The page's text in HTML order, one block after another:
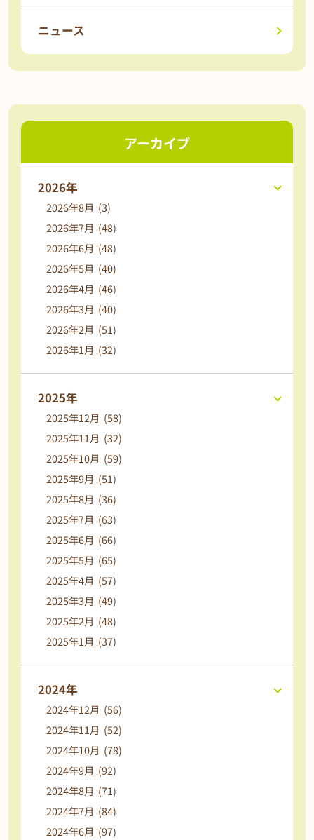
ニュース
アーカイブ
2026年
2026年8月 (3)
2026年7月 (48)
2026年6月 (48)
2026年5月 (40)
2026年4月 (46)
2026年3月 (40)
2026年2月 (51)
2026年1月 (32)
2025年
2025年12月 (58)
2025年11月 (32)
2025年10月 (59)
2025年9月 (51)
2025年8月 (36)
2025年7月 (63)
2025年6月 (66)
2025年5月 (65)
2025年4月 (57)
2025年3月 (49)
2025年2月 (48)
2025年1月 (37)
2024年
2024年12月 (56)
2024年11月 (52)
2024年10月 (78)
2024年9月 (92)
2024年8月 (71)
2024年7月 (84)
2024年6月 (97)